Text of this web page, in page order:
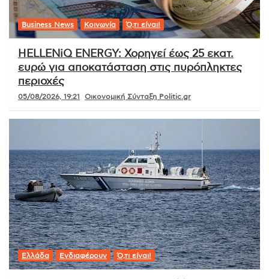
Business News Κοινωνία Ό,τι είναι!
HELLENiQ ENERGY: Χορηγεί έως 25 εκατ.
ευρώ για αποκατάσταση στις πυρόπληκτες
περιοχές
05/08/2026, 19:21 Οικονομική Σύνταξη Politic.gr
Ελλάδα Ενδιαφέρουν Ό,τι είναι!